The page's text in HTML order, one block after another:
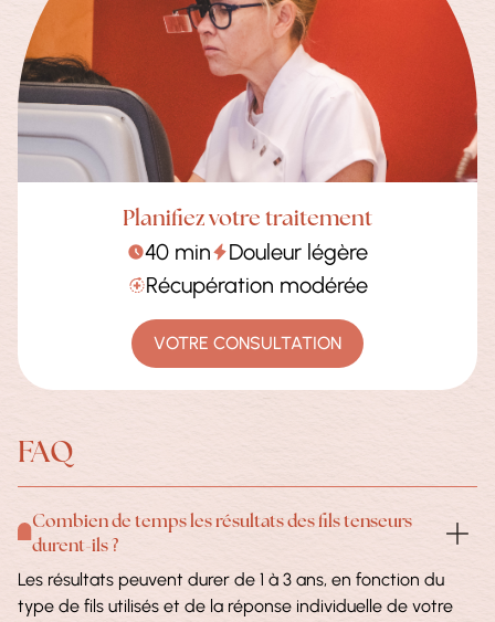
Planifiez votre traitement
40 min
Douleur légère
Récupération modérée
VOTRE CONSULTATION
FAQ
Combien de temps les résultats des fils tenseurs
durent-ils ?
Les résultats peuvent durer de 1 à 3 ans, en fonction du
type de fils utilisés et de la réponse individuelle de votre